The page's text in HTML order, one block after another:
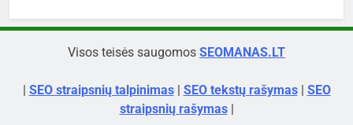
Visos teisės saugomos SEOMANAS.LT
| SEO straipsnių talpinimas| SEO tekstų rašymas| SEO
straipsnių rašymas|